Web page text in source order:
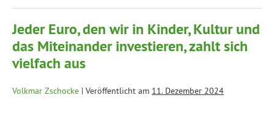
Jeder Euro, den wir in Kinder, Kultur und
das Miteinander investieren, zahlt sich
vielfach aus
Volkmar Zschocke | Veröffentlicht am 11. Dezember 2024